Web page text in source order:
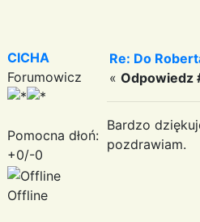
CICHA
Forumowicz
Pomocna dłoń:
+0/-0
Offline
Re: Do
« Odpowiedz
Bardzo
pozdrawiam.